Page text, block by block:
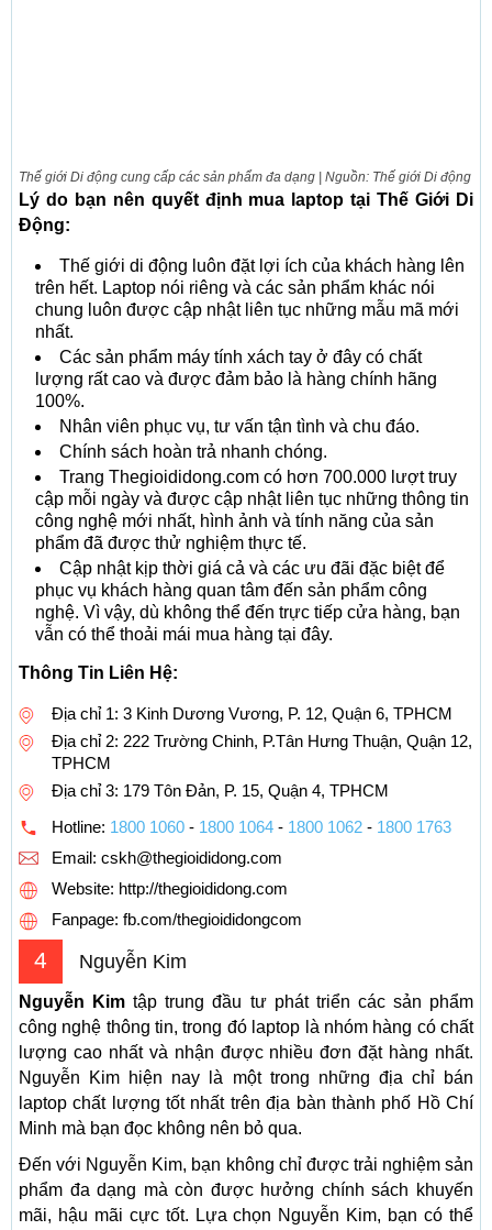
Thế giới Di động cung cấp các sản phẩm đa dạng | Nguồn: Thế giới Di động
Lý do bạn nên quyết định mua laptop tại Thế Giới Di
Động:
Thế giới di động luôn đặt lợi ích của khách hàng lên
trên hết. Laptop nói riêng và các sản phẩm khác nói
chung luôn được cập nhật liên tục những mẫu mã mới
nhất.
Các sản phẩm máy tính xách tay ở đây có chất
lượng rất cao và được đảm bảo là hàng chính hãng
100%.
Nhân viên phục vụ, tư vấn tận tình và chu đáo.
Chính sách hoàn trả nhanh chóng.
Trang Thegioididong.com có ​​hơn 700.000 lượt truy
cập mỗi ngày và được cập nhật liên tục những thông tin
công nghệ mới nhất, hình ảnh và tính năng của sản
phẩm đã được thử nghiệm thực tế.
Cập nhật kịp thời giá cả và các ưu đãi đặc biệt để
phục vụ khách hàng quan tâm đến sản phẩm công
nghệ. Vì vậy, dù không thể đến trực tiếp cửa hàng, bạn
vẫn có thể thoải mái mua hàng tại đây.
Thông Tin Liên Hệ:
Địa chỉ 1: 3 Kinh Dương Vương, P. 12, Quận 6, TPHCM
Địa chỉ 2: 222 Trường Chinh, P.Tân Hưng Thuận, Quận 12,
TPHCM
Địa chỉ 3: 179 Tôn Đản, P. 15, Quận 4, TPHCM
Hotline: 1800 1060 - 1800 1064 - 1800 1062 - 1800 1763
Email: cskh@thegioididong.com
Website: http://thegioididong.com
Fanpage: fb.com/thegioididongcom
4 Nguyễn Kim
Nguyễn Kim tập trung đầu tư phát triển các sản phẩm
công nghệ thông tin, trong đó laptop là nhóm hàng có chất
lượng cao nhất và nhận được nhiều đơn đặt hàng nhất.
Nguyễn Kim hiện nay là một trong những địa chỉ bán
laptop chất lượng tốt nhất trên địa bàn thành phố Hồ Chí
Minh mà bạn đọc không nên bỏ qua.
Đến với Nguyễn Kim, bạn không chỉ được trải nghiệm sản
phẩm đa dạng mà còn được hưởng chính sách khuyến
mãi, hậu mãi cực tốt. Lựa chọn Nguyễn Kim, bạn có thể